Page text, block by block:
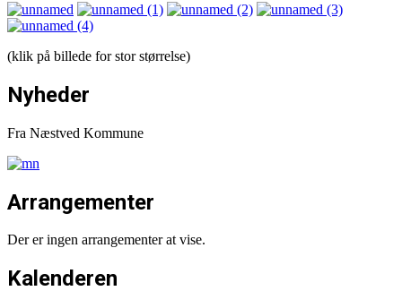
(klik på billede for stor størrelse)
Nyheder
Fra Næstved Kommune
Arrangementer
Der er ingen arrangementer at vise.
Kalenderen